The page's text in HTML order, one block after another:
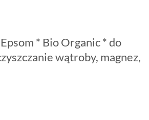
* Bio Organic * do
wątroby, magnez,